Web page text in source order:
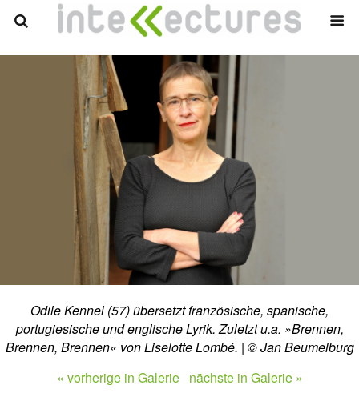
Odile Kennel (57) übersetzt französische, spanische,
portugiesische und englische Lyrik. Zuletzt u.a. »Brennen,
Brennen, Brennen« von Liselotte Lombé. | © Jan Beumelburg
« vorherige in Galerie nächste in Galerie »